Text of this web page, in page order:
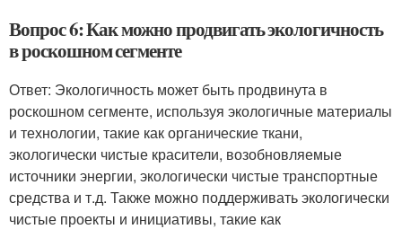
Вопрос 6: Как можно продвигать экологичность
в роскошном сегменте
Ответ: Экологичность может быть продвинута в
роскошном сегменте, используя экологичные материалы
и технологии, такие как органические ткани,
экологически чистые красители, возобновляемые
источники энергии, экологически чистые транспортные
средства и т.д. Также можно поддерживать экологически
чистые проекты и инициативы, такие как